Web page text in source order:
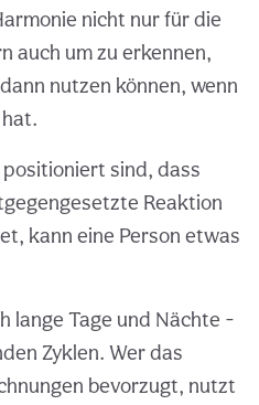
nicht nur für die
auch um zu erkennen,
nutzen können, wenn
sind, dass
Reaktion
kann eine Person etwas
lange Tage und Nächte -
Zyklen. Wer das
bevorzugt, nutzt